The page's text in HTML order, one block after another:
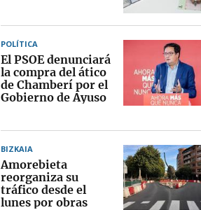
POLÍTICA
El PSOE denunciará
la compra del ático
de Chamberí por el
Gobierno de Ayuso
BIZKAIA
Amorebieta
reorganiza su
tráfico desde el
lunes por obras